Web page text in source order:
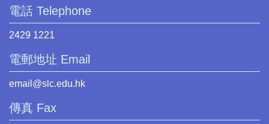
電話 Telephone
2429 1221
電郵地址 Email
email@slc.edu.hk
傳真 Fax